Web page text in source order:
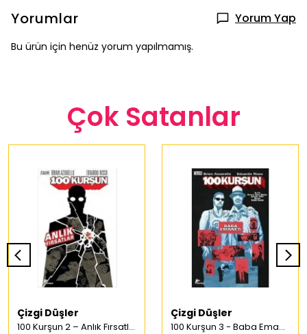
Yorumlar Yorum Yap
Bu ürün için henüz yorum yapılmamış.
Çok Satanlar
Çizgi Düşler
100 Kurşun 2 – Anlık Fırsatlar Türkçe Çizgi Roman
Çizgi Düşler
100 Kurşun 3 - Baba Emaneti Türkçe Çizgi Roman